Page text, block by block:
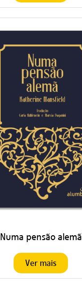
Numa pensão alemã
Ver mais